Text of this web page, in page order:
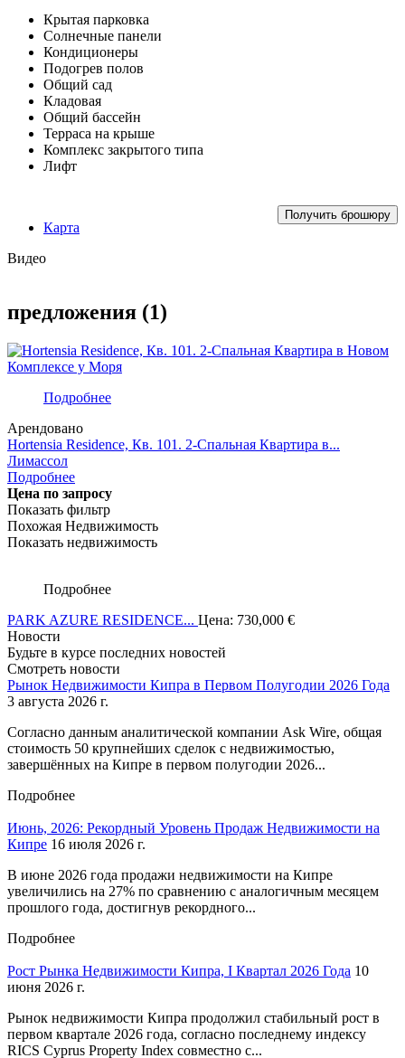
Крытая парковка
Солнечные панели
Кондиционеры
Подогрев полов
Общий сад
Кладовая
Общий бассейн
Терраса на крыше
Комплекс закрытого типа
Лифт
Получить брошюру
Карта
Видео
предложения (1)
Подробнее
Арендовано
Hortensia Residence, Кв. 101. 2-Спальная Квартира в...
Лимассол
Подробнее
Цена по запросу
Показать фильтр
Похожая Недвижимость
Показать недвижимость
Подробнее
PARK AZURE RESIDENCE... Цена: 730,000 €
Новости
Будьте в курсе последних новостей
Смотреть новости
Рынок Недвижимости Кипра в Первом Полугодии 2026 Года
3 августа 2026 г.
Согласно данным аналитической компании Ask Wire, общая
стоимость 50 крупнейших сделок с недвижимостью,
завершённых на Кипре в первом полугодии 2026...
Подробнее
Июнь, 2026: Рекордный Уровень Продаж Недвижимости на
Кипре 16 июля 2026 г.
В июне 2026 года продажи недвижимости на Кипре
увеличились на 27% по сравнению с аналогичным месяцем
прошлого года, достигнув рекордного...
Подробнее
Pост Рынка Недвижимости Кипра, I Квартал 2026 Года 10
июня 2026 г.
Рынок недвижимости Кипра продолжил стабильный рост в
первом квартале 2026 года, согласно последнему индексу
RICS Cyprus Property Index совместно с...